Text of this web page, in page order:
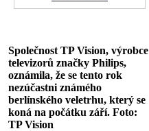
Společnost TP Vision, výrobce
televizorů značky Philips,
oznámila, že se tento rok
nezúčastni známého
berlínského veletrhu, který se
koná na počátku září. Foto:
TP Vision